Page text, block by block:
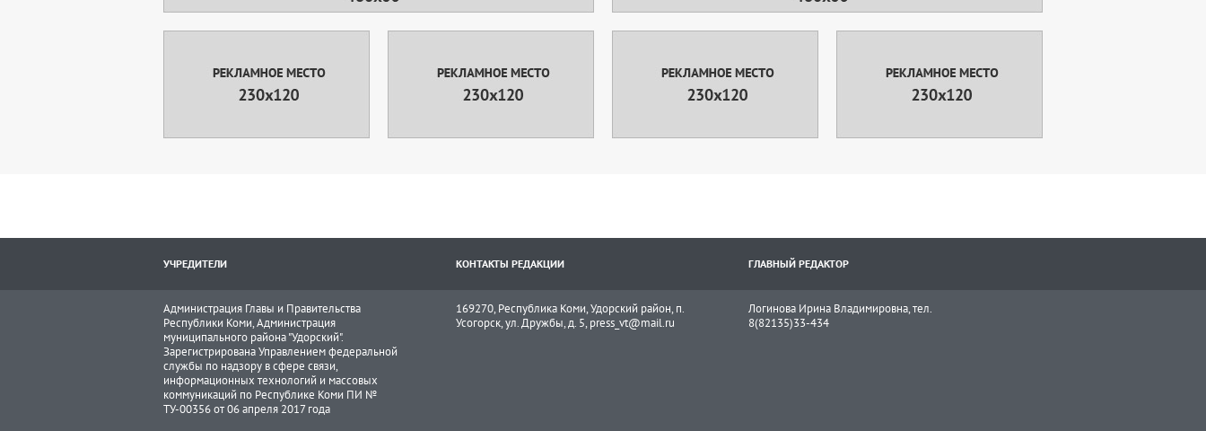
УЧРЕДИТЕЛИ КОНТАКТЫ РЕДАКЦИИ ГЛАВНЫЙ РЕДАКТОР
Администрация Главы и Правительства
Республики Коми, Администрация
муниципального района "Удорский".
Зарегистрирована Управлением федеральной
службы по надзору в сфере связи,
информационных технологий и массовых
коммуникаций по Республике Коми ПИ №
ТУ-00356 от 06 апреля 2017 года
169270, Республика Коми, Удорский район, п.
Усогорск, ул. Дружбы, д. 5, press_vt@mail.ru
Логинова Ирина Владимировна, тел.
8(82135)33-434